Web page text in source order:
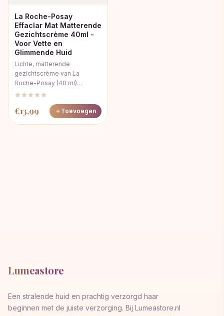
La Roche-Posay
Effaclar Mat Matterende
Gezichtscrème 40ml -
Voor Vette en
Glimmende Huid
Lichte, matterende
gezichtscrème van La
Roche-Posay (40 ml)…
€13,99 Toevoegen
Lumeastore
Een stralende huid en prachtig verzorgd haar
beginnen met de juiste verzorging. Bij Lumeastore.nl